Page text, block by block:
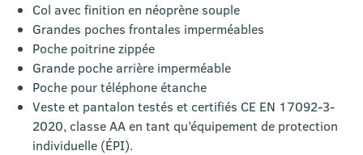
Col avec finition en néoprène souple
Grandes poches frontales imperméables
Poche poitrine zippée
Grande poche arrière imperméable
Poche pour téléphone étanche
Veste et pantalon testés et certifiés CE EN 17092-3-
2020, classe AA en tant qu’équipement de protection
individuelle (ÉPI).